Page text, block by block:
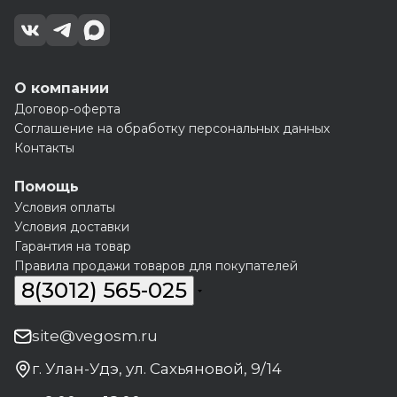
О компании
Договор-оферта
Соглашение на обработку персональных данных
Контакты
Помощь
Условия оплаты
Условия доставки
Гарантия на товар
Правила продажи товаров для покупателей
8(3012) 565-025
site@vegosm.ru
г. Улан-Удэ, ул. Сахьяновой, 9/14